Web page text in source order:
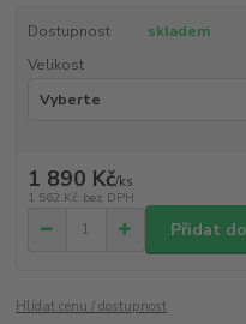
Dostupnost
skladem
Velikost
1 890 Kč/ks
1 562 Kč bez DPH
Přidat
Hlídat cenu / dostupnost